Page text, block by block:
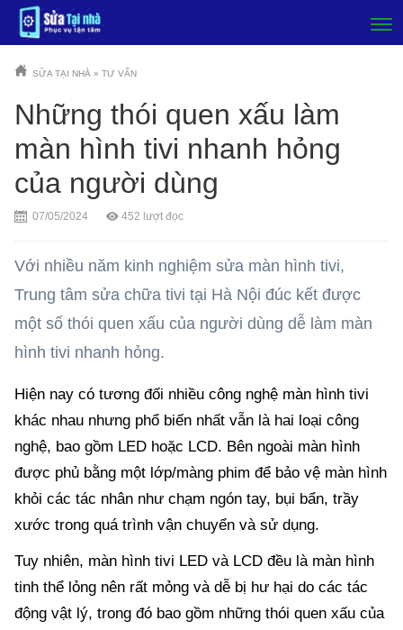
SỬA TẠI NHÀ » TƯ VẤN
Những thói quen xấu làm
màn hình tivi nhanh hỏng
của người dùng
07/05/2024 452 lượt đọc
Với nhiều năm kinh nghiệm sửa màn hình tivi,
Trung tâm sửa chữa tivi tại Hà Nội đúc kết được
một số thói quen xấu của người dùng dễ làm màn
hình tivi nhanh hỏng.
Hiện nay có tương đối nhiều công nghệ màn hình tivi
khác nhau nhưng phổ biến nhất vẫn là hai loại công
nghệ, bao gồm LED hoặc LCD. Bên ngoài màn hình
được phủ bằng một lớp/màng phim để bảo vệ màn hình
khỏi các tác nhân như chạm ngón tay, bụi bẩn, trầy
xước trong quá trình vận chuyển và sử dụng.
Tuy nhiên, màn hình tivi LED và LCD đều là màn hình
tinh thể lỏng nên rất mỏng và dễ bị hư hại do các tác
động vật lý, trong đó bao gồm những thói quen xấu của